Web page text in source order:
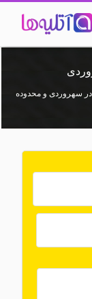
در سهروردی و محدوده